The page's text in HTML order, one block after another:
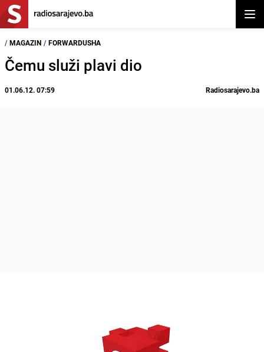
/ MAGAZIN / FORWARDUSHA
Čemu služi plavi dio
01.06.12. 07:59 Radiosarajevo.ba